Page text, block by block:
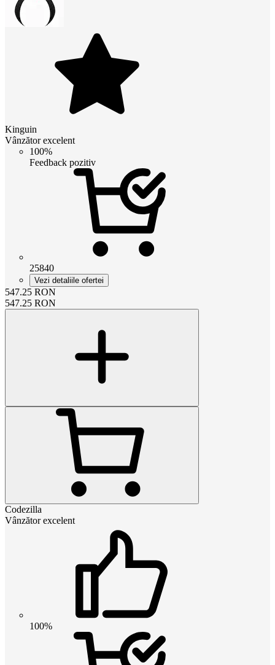
Kinguin
Vânzător excelent
100%
Feedback pozitiv
25840
Vezi detaliile ofertei
547.25 RON
547.25 RON
Codezilla
Vânzător excelent
100%